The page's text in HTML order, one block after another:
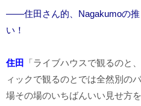
――住田さん的、Nagakumoの推
い！
住田
「ライブハウスで観るのと
ィックで観るのとでは全然別の
場その場のいちばんいい見せ方